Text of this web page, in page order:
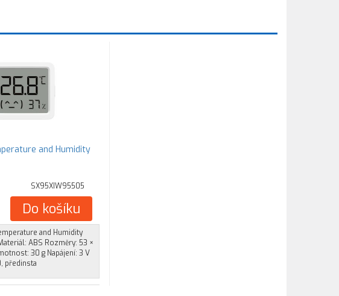
and Humidity
SX95XIW95505
Do košíku
and Humidity
ABS Rozměry: 53 ×
30 g Napájení: 3 V
předinsta